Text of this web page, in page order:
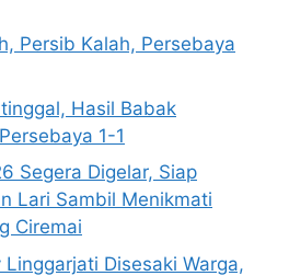
Persib Kalah, Persebaya
Hasil Babak
1-1
Segera Digelar, Siap
Lari Sambil Menikmati
Ciremai
Linggarjati Disesaki Warga,